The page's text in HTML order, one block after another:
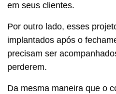
em seus clientes.
Por outro lado, esses
implantados após o
precisam ser
perderem.
Da mesma maneira que o